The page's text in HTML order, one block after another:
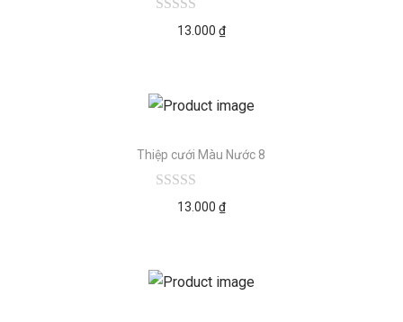
13.000 ₫
Thiệp cưới Màu Nước 8
13.000 ₫